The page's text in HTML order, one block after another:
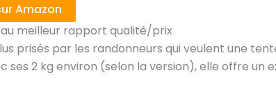
Amazon
meilleur rapport qualité/prix
prisés par les randonneurs qui veulent une
ses 2 kg environ (selon la version), elle offre un